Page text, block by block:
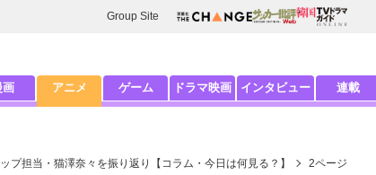
Group Site
画 アニメ ゲーム ドラマ映画 インタビュー 連載
プ担当・猫澤奈々を振り返り【コラム・今日は何見る？】
2ページ